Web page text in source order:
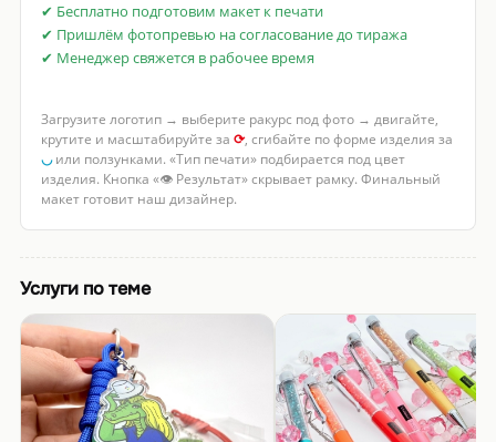
✔ Бесплатно подготовим макет к печати
✔ Пришлём фотопревью на согласование до тиража
✔ Менеджер свяжется в рабочее время
Загрузите логотип → выберите ракурс под фото → двигайте,
крутите и масштабируйте за ⟳, сгибайте по форме изделия за
◡или ползунками. «Тип печати» подбирается под цвет
изделия. Кнопка «👁 Результат» скрывает рамку. Финальный
макет готовит наш дизайнер.
Услуги по теме